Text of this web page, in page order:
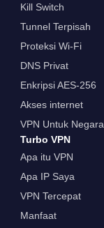
Kill Switch
Tunnel Terpisah
Proteksi Wi-Fi
DNS Privat
Enkripsi AES-256
Akses internet
VPN Untuk Negara
Turbo VPN
Apa itu VPN
Apa IP Saya
VPN Tercepat
Manfaat